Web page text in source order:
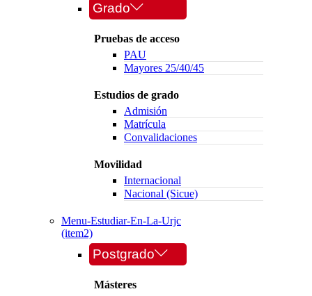
Grado
Pruebas de acceso
PAU
Mayores 25/40/45
Estudios de grado
Admisión
Matrícula
Convalidaciones
Movilidad
Internacional
Nacional (Sicue)
Menu-Estudiar-En-La-Urjc
(item2)
Postgrado
Másteres